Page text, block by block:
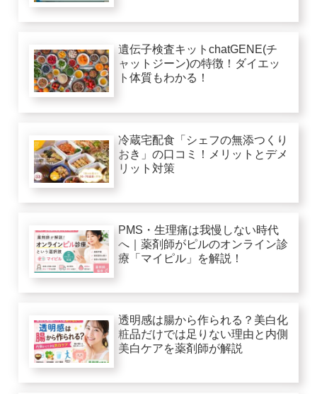
遺伝子検査キットchatGENE(チ
ャットジーン)の特徴！ダイエッ
ト体質もわかる！
冷蔵宅配食「シェフの無添つくり
おき」の口コミ！メリットとデメ
リット対策
PMS・生理痛は我慢しない時代
へ｜薬剤師がピルのオンライン診
療「マイピル」を解説！
透明感は腸から作られる？美白化
粧品だけでは足りない理由と内側
美白ケアを薬剤師が解説